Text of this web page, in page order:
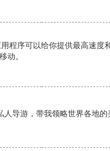
程序可以给你提供最高速度
动。
人导游，带我领略世界各地的